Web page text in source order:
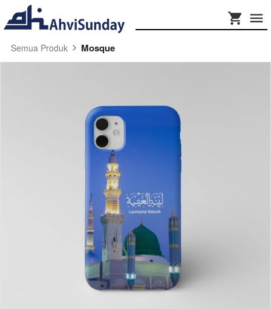
Semua Produk Mosque